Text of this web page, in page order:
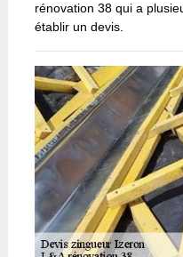
rénovation 38 qui a
établir un devis.